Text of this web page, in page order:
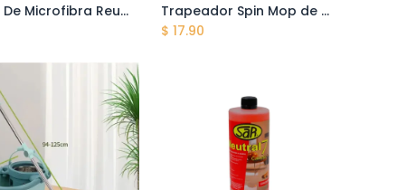
Añadir al carrito
Paños De Microfibra Reutilizables - Rollo de 50 unidades - Medida 30 * 30cm - Super absorbentes
Añadir al carrito
Trapeador Spin Mop de Microfibra - Medida 148 * 17cm - Balde Plástico - Set 2 pcs
$17.90